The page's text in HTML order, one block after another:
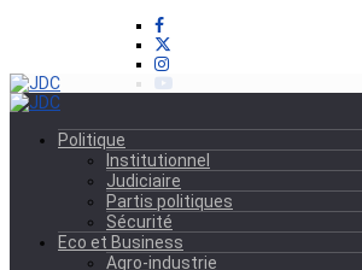
Politique
Institutionnel
Judiciaire
Partis politiques
Sécurité
Eco et Business
Agro-industrie